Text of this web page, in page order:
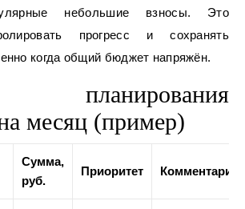
небольшие взносы. Это
прогресс и сохранять
когда общий бюджет напряжён.
планирования
месяц (пример)
Сумма,
руб.
Приоритет Комментарий